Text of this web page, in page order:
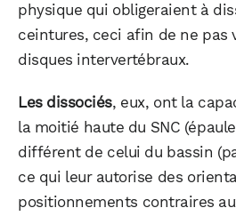
physique qui obligeraient à
ceintures, ceci afin de ne pas
disques intervertébraux.
Les dissociés, eux, ont la
la moitié haute du SNC
différent de celui du bassin
ce qui leur autorise des
positionnements contraires